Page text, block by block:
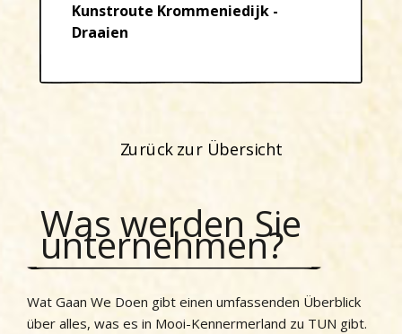
Zurück zur Übersicht
Kunstroute Krommeniedijk -
Draaien
Was werden Sie
unternehmen?
Wat Gaan We Doen gibt einen umfassenden Überblick
über alles, was es in Mooi-Kennermerland zu TUN gibt.